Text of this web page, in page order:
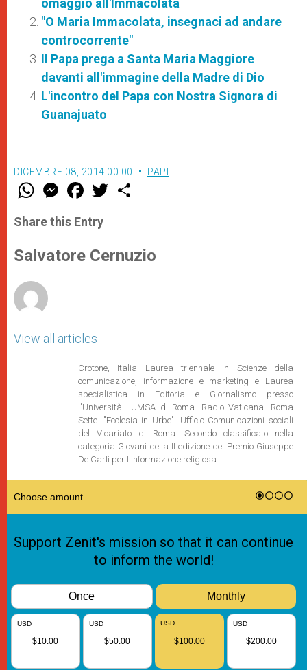
omaggio all'Immacolata
"O Maria Immacolata, insegnaci ad andare
controcorrente"
Il Papa prega a Santa Maria Maggiore
davanti all'immagine della Madre di Dio
L'incontro del Papa con Nostra Signora di
Guanajuato
DICEMBRE 08, 2014 00:00 PAPI
W
t
s
p
p
M
e
s
e
g
e
F
a
e
b
o
k
w
r
Share this Entry
Salvatore Cernuzio
View all articles
Crotone, Italia Laurea triennale in Scienze della
comunicazione, informazione e marketing e Laurea
specialistica in Editoria e Giornalismo presso
l'Università LUMSA di Roma. Radio Vaticana. Roma
Sette. "Ecclesia in Urbe". Ufficio Comunicazioni sociali
del Vicariato di Roma. Secondo classificato nella
categoria Giovani della II edizione del Premio Giuseppe
De Carli per l'informazione religiosa